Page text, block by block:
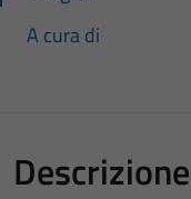
A cura di
Descrizione